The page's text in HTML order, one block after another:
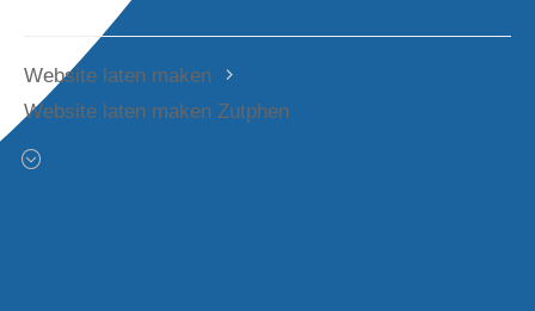
Website laten maken
Website laten maken Zutphen